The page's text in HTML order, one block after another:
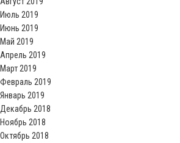
Июль 2019
Июнь 2019
Май 2019
Апрель 2019
Март 2019
Февраль 2019
Январь 2019
Декабрь 2018
Ноябрь 2018
Октябрь 2018